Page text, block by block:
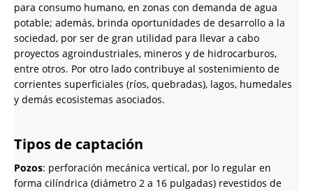
para consumo humano, en zonas con demanda de agua
potable; además, brinda oportunidades de desarrollo a la
sociedad, por ser de gran utilidad para llevar a cabo
proyectos agroindustriales, mineros y de hidrocarburos,
entre otros. Por otro lado contribuye al sostenimiento de
corrientes superficiales (ríos, quebradas), lagos, humedales
y demás ecosistemas asociados.
Tipos de captación
Pozos: perforación mecánica vertical, por lo regular en
forma cilíndrica (diámetro 2 a 16 pulgadas) revestidos de